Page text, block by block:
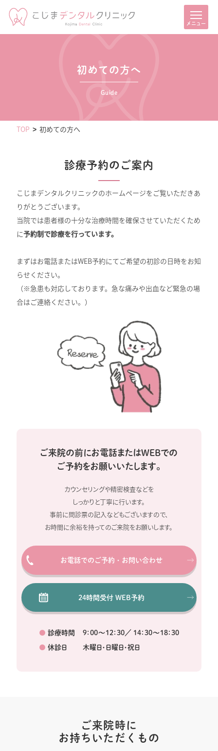
メニュー
初めての方へ
Guide
TOP 初めての方へ
診療予約のご案内
こじまデンタルクリニックのホームページをご覧いただきあ
りがとうございます。
当院では患者様の十分な治療時間を確保させていただくため
に予約制で診療を行っています。
まずはお電話またはWEB予約にてご希望の初診の日時をお知
らせください。
（※急患も対応しております。急な痛みや出血など緊急の場
合はご連絡ください。）
ご来院の前にお電話またはWEBでの
ご予約をお願いいたします。
カウンセリングや精密検査などを
しっかりと丁寧に行います。
事前に問診票の記入などもございますので、
お時間に余裕を持ってのご来院をお願いします。
お電話でのご予約・お問い合わせ
24時間受付 WEB予約
● 診療時間 9：00～12：30／ 14：30～18：30
● 休診日 木曜日・日曜日・祝日
ご来院時に
お持ちいただくもの